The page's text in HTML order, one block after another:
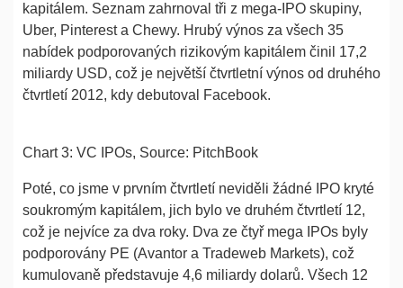
kapitálem. Seznam zahrnoval tři z mega-IPO skupiny,
Uber, Pinterest a Chewy. Hrubý výnos za všech 35
nabídek podporovaných rizikovým kapitálem činil 17,2
miliardy USD, což je největší čtvrtletní výnos od druhého
čtvrtletí 2012, kdy debutoval Facebook.
Chart 3: VC IPOs, Source: PitchBook
Poté, co jsme v prvním čtvrtletí neviděli žádné IPO kryté
soukromým kapitálem, jich bylo ve druhém čtvrtletí 12,
což je nejvíce za dva roky. Dva ze čtyř mega IPOs byly
podporovány PE (Avantor a Tradeweb Markets), což
kumulovaně představuje 4,6 miliardy dolarů. Všech 12